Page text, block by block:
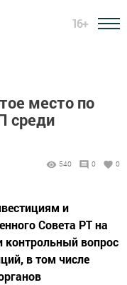
16+
место по
среди
540 0 0
и
Совета РТ на
контрольный вопрос
в том числе